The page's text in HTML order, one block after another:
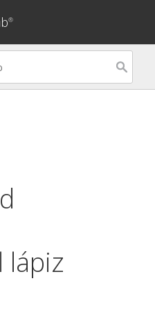
®
lápiz